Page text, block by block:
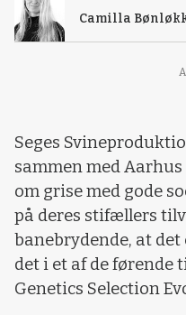
Camilla
Seges
sammen med
om grise med gode
på deres stifællers
banebrydende, at
det i et af de førende
Genetics Selection